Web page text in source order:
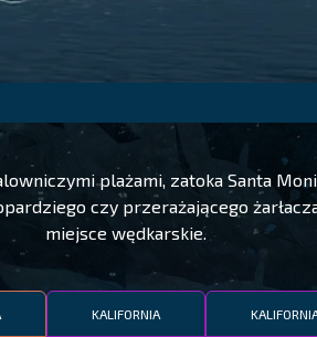
plażami, zatoka Santa
czy przerażającego
miejsce wędkarskie.
KALIFORNIA